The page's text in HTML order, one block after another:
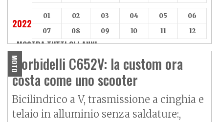
2022
01 02 03 04 05
06
07
08 09 10 11 12
MOSTRA TUTTI GLI ANNI »
MOTO
Morbidelli C652V: la custom ora
costa come uno scooter
Bicilindrico a V, trasmissione a cinghia e
telaio in alluminio senza saldature:,